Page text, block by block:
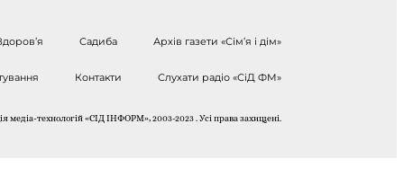
Садиба Архів газети «Сім’я і дім»
Контакти Слухати радіо «СіД ФМ»
медіа-технологій «СІД ІНФОРМ», 2003-2023 . Усі права захищені.